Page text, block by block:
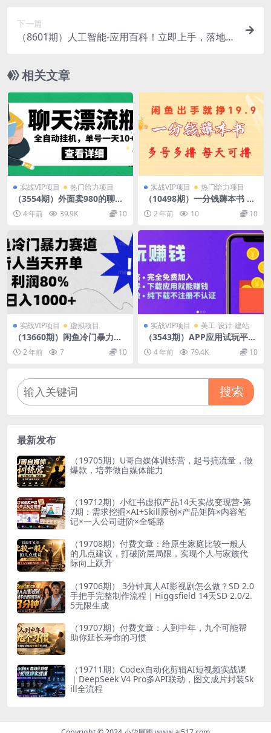
下一篇
（8601期）人工智能-应用百科！立即上手，落地实
相关文章
实战VIP项目 热门给力项目
（3554期）外面卖980的聊天
漂流瓶全自动挂机项目，单窗
口一天10+【脚本+教程】
4 年前 39.9K 10
实战VIP项目 热门给力项目
（10498期）一分钱薅本书 闲
鱼出售9.9-19.9不等 多号多撸
新手小白轻松上手
2 年前 10 10
实战VIP项目 虚拟项目
（13660期）闲鱼冷门暴力赛
道，新人当天开单，利润8
0%，日入1000+
2 年前 7 10
实战VIP项目 美工-设计-建站
（3543期）APP应用试玩平台
搭建，快速实现被动收益，轻
松日入几百（程序+教程）
4 年前 79.4K 10
搜索
最新发布
（19705期）U哥自媒体训练营，起号搞流量，做
爆款，培养做自媒体能力
（19712期）小红书虚拟产品14天实战变现营-第
7期：需求挖掘×AI+Skill原创×产品矩阵×内容笔
记×一人公司进阶×全链路
（19708期）付费文章：给原生家庭比较一般人
的几点建议，打破阶层局限，实现个人与家族代
际向上跃升
（19706期） 3分钟真人AI影视剧怎么做？SD 2.0
手把手完整制作流程｜Higgsfield 14天SD 2.0/2.
5无限生成
（19707期）付费文章：人到中年，九个可能帮
助你延长寿命的习惯
（19711期）Codex自动化剪辑AI短视频实战课
｜DeepSeek V4 Pro多API联动，图文成片封装Sk
ill全流程